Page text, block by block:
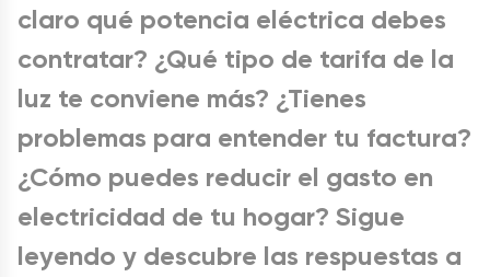
claro qué potencia eléctrica debes
contratar? ¿Qué tipo de tarifa de la
luz te conviene más? ¿Tienes
problemas para entender tu factura?
¿Cómo puedes reducir el gasto en
electricidad de tu hogar? Sigue
leyendo y descubre las respuestas a